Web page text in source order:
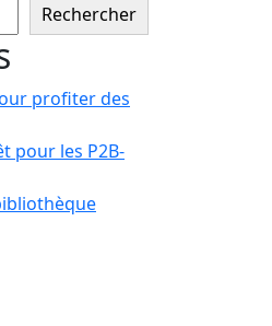
Rechercher
profiter des
pour les P2B-